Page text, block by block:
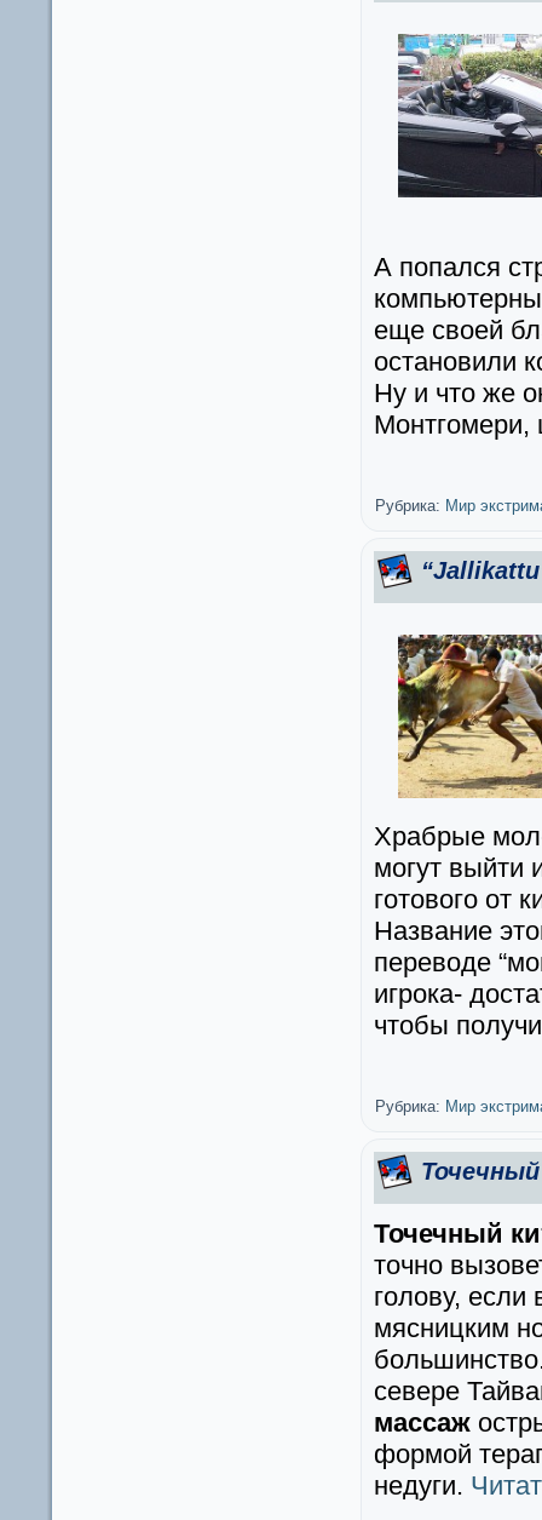
А попался
еще своей
остановили
Ну и что же
Рубрика: Мир
Храбрые
могут выйти
готового от
Название
переводе
игрока-
чтобы
Рубрика: Мир
Точечный
точно
голову, если
мясницким
севере
массаж
формой
недуги.